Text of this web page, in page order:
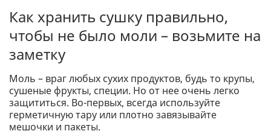
Как хранить сушку правильно,
чтобы не было моли – возьмите на
заметку
Моль – враг любых сухих продуктов, будь то крупы,
сушеные фрукты, специи. Но от нее очень легко
защититься. Во-первых, всегда используйте
герметичную тару или плотно завязывайте
мешочки и пакеты.